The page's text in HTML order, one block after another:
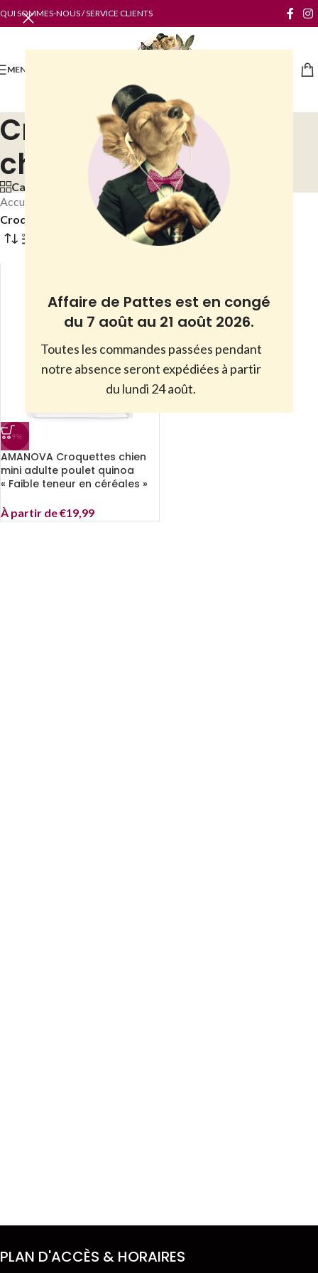
Affaire de Pattes est en congé
du 7 août au 21 août 2026.
Toutes les commandes passées pendant
notre absence seront expédiées à partir
du lundi 24 août.
QUI SOMMES-NOUS / SERVICE CLIENTS
MENU
Croquettes petits
chiens
Categories
Accueil
Chiens Alimentation/Croquettes
Croquettes petits chiens
-9%
AMANOVA Croquettes chien
mini adulte poulet quinoa
« Faible teneur en céréales »
À partir de€19,99
PLAN D'ACCÈS & HORAIRES